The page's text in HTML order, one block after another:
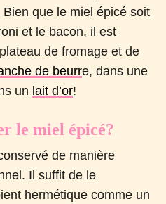
Bien que le miel épicé soit
et le bacon, il est
de fromage et de
de beurre, dans une
un lait d’or!
le miel épicé?
de manière
Il suffit de le
hermétique comme un